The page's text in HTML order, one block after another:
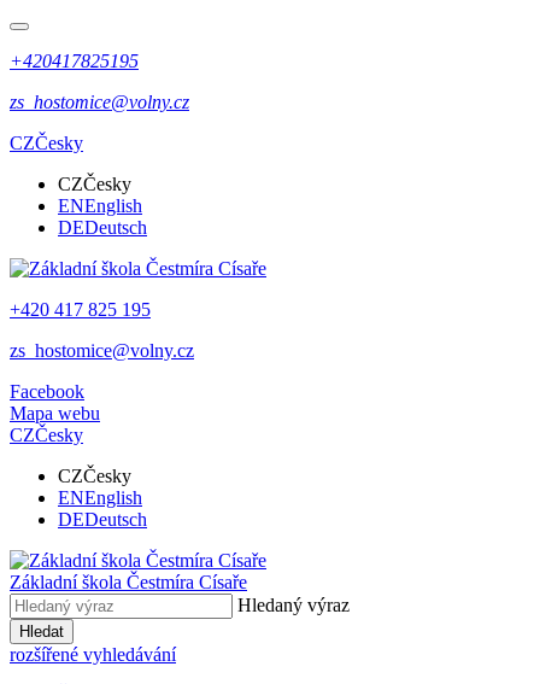
+420417825195
zs_hostomice@volny.cz
CZČesky
CZČesky
ENEnglish
DEDeutsch
+420 417 825 195
zs_hostomice@volny.cz
Facebook
Mapa webu
CZČesky
CZČesky
ENEnglish
DEDeutsch
Základní škola Čestmíra Císaře
Hledaný výraz
Hledat
rozšířené vyhledávání